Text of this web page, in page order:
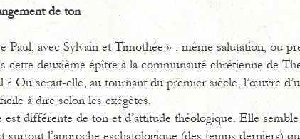
de ton
Paul, avec Sylvain et Timothée » : même salutation, ou
cette deuxième épître à la communauté chrétienne de
? Ou serait-elle, au tournant du premier siècle, l’œuvre
à dire selon les exégètes.
est différente de ton et d’attitude théologique. Elle
surtout l’approche eschatologique (des temps derniers)